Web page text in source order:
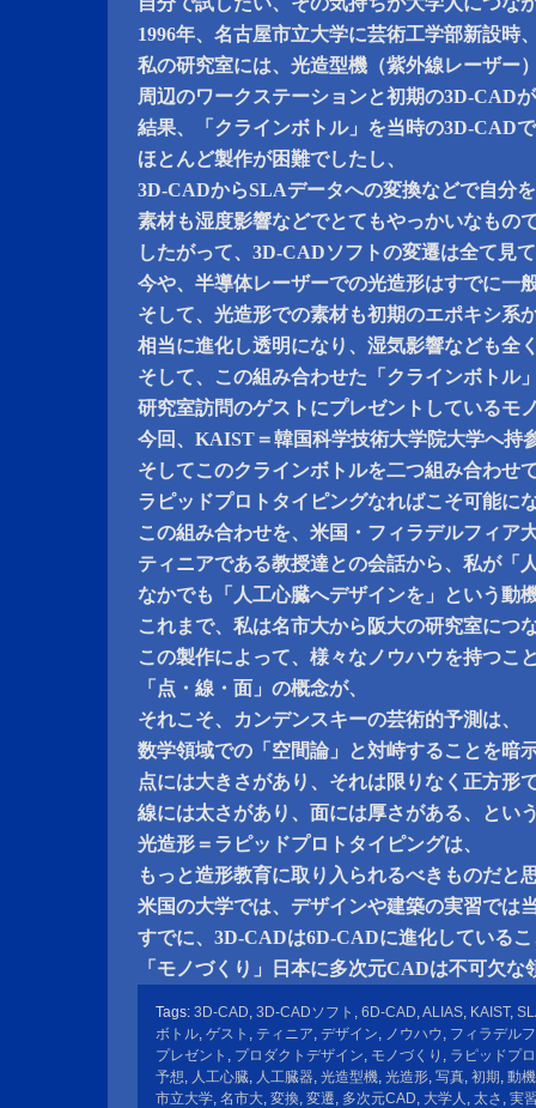
1996年、名古屋市立大学に芸術工学部新設時
私の研究室には、光造型機（紫外線レーザー
周辺のワークステーションと初期の3D-CAD
結果、「クラインボトル」を当時の3D-CAD
ほとんど製作が困難でしたし、
3D-CADからSLAデータへの変換などで自分
素材も湿度影響などでとてもやっかいなもの
したがって、3D-CADソフトの変遷は全て見
今や、半導体レーザーでの光造形はすでに一
そして、光造形での素材も初期のエポキシ系
相当に進化し透明になり、湿気影響なども全
そして、この組み合わせた「クラインボトル
研究室訪問のゲストにプレゼントしているモ
今回、KAIST＝韓国科学技術大学院大学へ持
そしてこのクラインボトルを二つ組み合わせ
ラピッドプロトタイピングなればこそ可能に
この組み合わせを、米国・フィラデルフィア
ティニアである教授達との会話から、私が「
なかでも「人工心臓へデザインを」という動
これまで、私は名市大から阪大の研究室につ
この製作によって、様々なノウハウを持つこ
「点・線・面」の概念が、
それこそ、カンデンスキーの芸術的予測は、
数学領域での「空間論」と対峙することを暗
点には大きさがあり、それは限りなく正方形
線には太さがあり、面には厚さがある、とい
光造形＝ラピッドプロトタイピングは、
もっと造形教育に取り入られるべきものだと
米国の大学では、デザインや建築の実習では
すでに、3D-CADは6D-CADに進化しているこ
「モノづくり」日本に多次元CADは不可欠な
Tags: 3D-CAD, 3D-CADソフト , 6D-CAD,ALIAS, KAIST,
ボトル, ゲスト , ティニア, デザイン, ノウハウ, フィラデル
プレゼント , プロダクトデザイン, モノづくり , ラピッドプ
予想, 人工心臓, 人工臓器, 光造型機, 光造形, 写真, 初期, 動機
市立大学, 名市大, 変換, 変遷, 多次元CAD, 大学人 , 太さ , 実